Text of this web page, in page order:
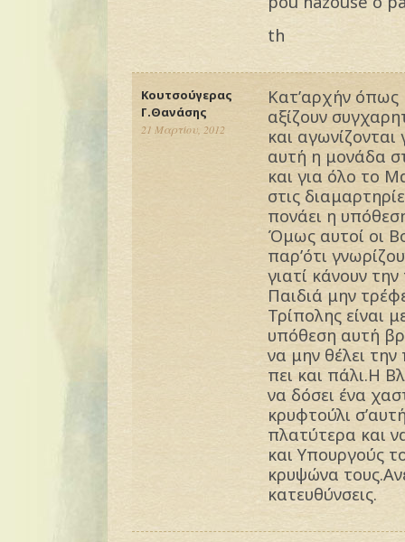
th
Κουτσούγερας
Γ.Θανάσης
21 Μαρτίου, 2012
Κατ’αρχήν όπως
αξίζουν
και αγωνίζονται
αυτή η μονάδα
και για όλο το
στις
πονάει η
Όμως αυτοί οι
παρ’ότι
γιατί κάνουν
Παιδιά μην
Τρίπολης είναι
υπόθεση αυτή
να μην θέλει
πει και πάλι.Η
να δόσει ένα
κρυφτούλι
πλατύτερα και
και Υπουργούς
κρυψώνα
κατευθύνσεις.